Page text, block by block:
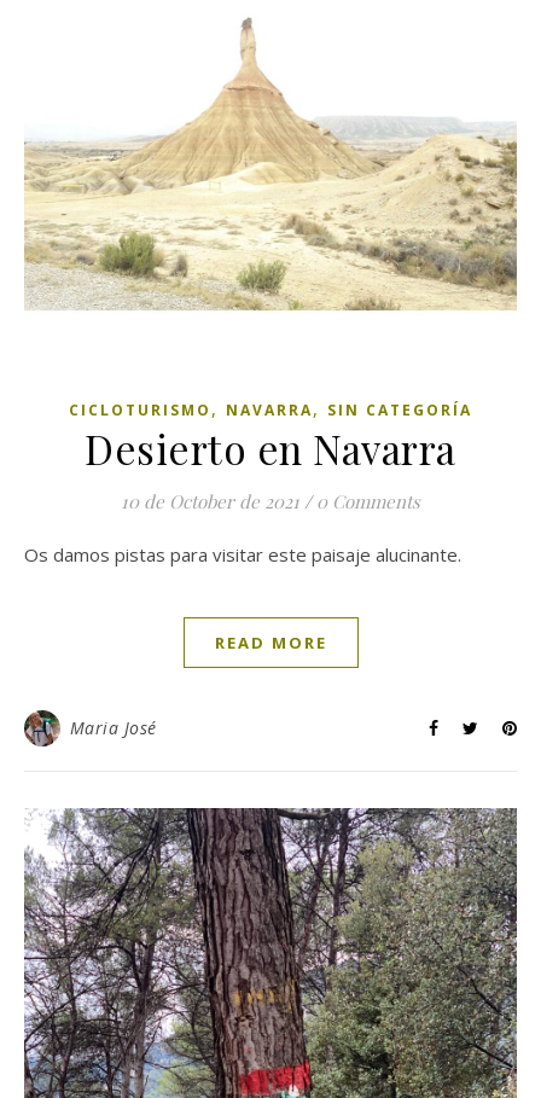
CICLOTURISMO , NAVARRA, SIN CATEGORÍA
Desierto en Navarra
10 de October de 2021 / 0 Comments
Os damos pistas para visitar este paisaje alucinante.
READ MORE
Maria José